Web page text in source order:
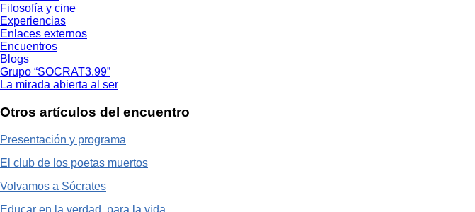
Filosofía y cine
Experiencias
Enlaces externos
Encuentros
Blogs
Grupo “SOCRAT3.99”
La mirada abierta al ser
Otros artículos del encuentro
Presentación y programa
El club de los poetas muertos
Volvamos a Sócrates